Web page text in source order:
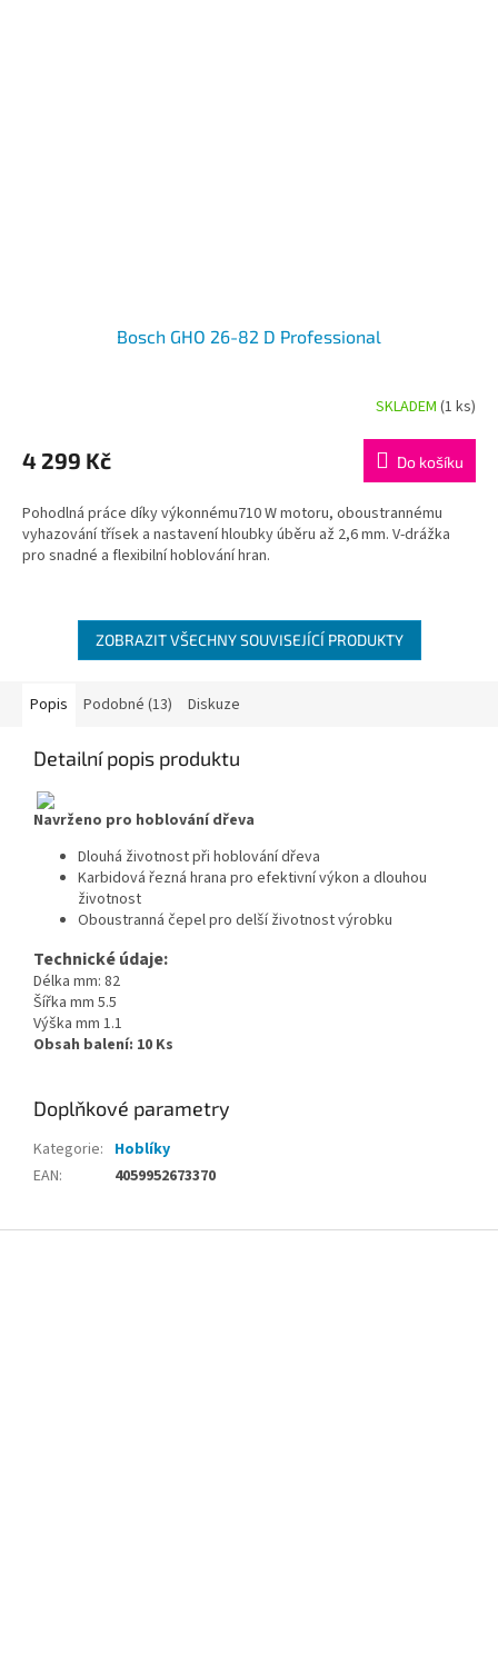
Bosch GHO 26-82 D Professional
SKLADEM (1 ks)
4 299 Kč Do košíku
Pohodlná práce díky výkonnému710 W motoru, oboustrannému
vyhazování třísek a nastavení hloubky úběru až 2,6 mm. V-drážka
pro snadné a flexibilní hoblování hran.
ZOBRAZIT VŠECHNY SOUVISEJÍCÍ PRODUKTY
Popis Podobné (13) Diskuze
Detailní popis produktu
Navrženo pro hoblování dřeva
Dlouhá životnost při hoblování dřeva
Karbidová řezná hrana pro efektivní výkon a dlouhou
životnost
Oboustranná čepel pro delší životnost výrobku
Technické údaje:
Délka mm: 82
Šířka mm 5.5
Výška mm 1.1
Obsah balení: 10 Ks
Doplňkové parametry
Kategorie: Hoblíky
EAN: 4059952673370